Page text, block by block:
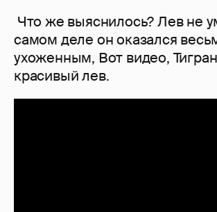
Что же выяснилось? Лев не
самом деле он оказался
ухоженным, Вот видео,
красивый лев.